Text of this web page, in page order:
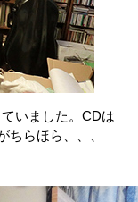
いました。CDは
ちらほら、、、